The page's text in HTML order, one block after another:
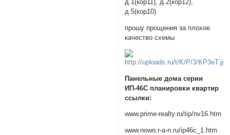
д.1(кор11), д.2(кор12),
д.5(кор10)
прошу прощения за плохое
качество схемы
Панельные дома серии
ИП-46С планировки квартир
ссылки:
www.prime-realty.ru/tip/nv16.htm
www.nowo.r-a-n.ru/ip46c_1.htm